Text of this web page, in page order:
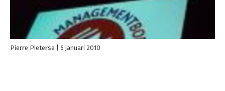
Pierre Pieterse 6 januari 2010